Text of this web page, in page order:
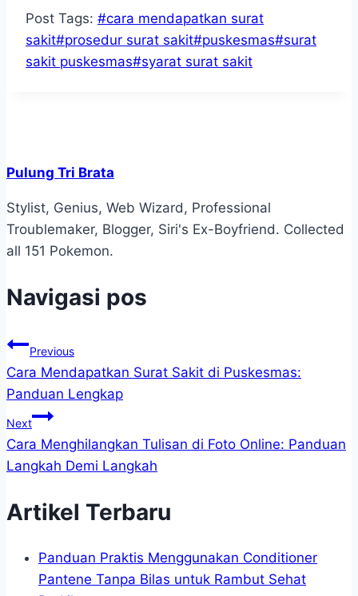
Post Tags: #cara mendapatkan surat
sakit#prosedur surat sakit#puskesmas#surat
sakit puskesmas#syarat surat sakit
Pulung Tri Brata
Stylist, Genius, Web Wizard, Professional
Troublemaker, Blogger, Siri's Ex-Boyfriend. Collected
all 151 Pokemon.
Navigasi pos
Previous
Cara Mendapatkan Surat Sakit di Puskesmas:
Panduan Lengkap
Next
Cara Menghilangkan Tulisan di Foto Online: Panduan
Langkah Demi Langkah
Artikel Terbaru
Panduan Praktis Menggunakan Conditioner
Pantene Tanpa Bilas untuk Rambut Sehat